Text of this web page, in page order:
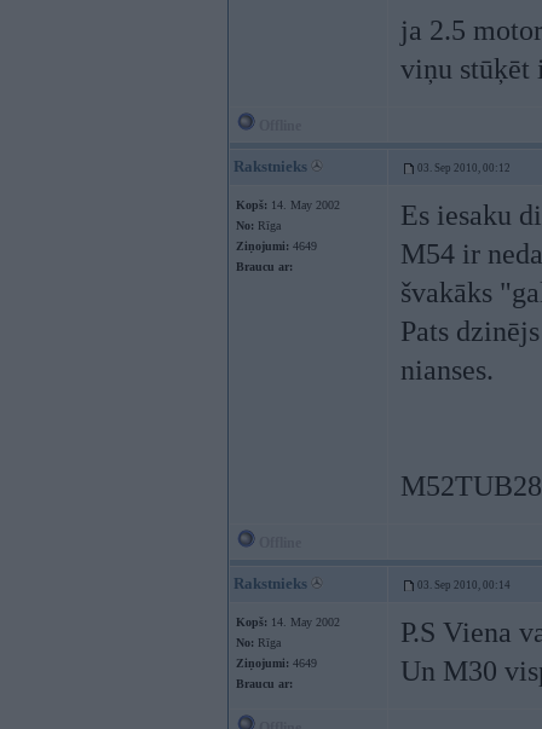
ja 2.5
viņu stūķēt
Rakstnieks 03. Sep 2010, 00:12
Kopš: 14. May 2002
No: Rīga
Ziņojumi: 4649
Braucu ar:
Es iesaku
M54 ir
švakāks
Pats
nianses.
Rakstnieks 03. Sep 2010, 00:14
Kopš: 14. May 2002
No: Rīga
Ziņojumi: 4649
Braucu ar:
P.S Viena
Un M30